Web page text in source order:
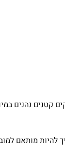
קטנים נהנים
להיות מותאם